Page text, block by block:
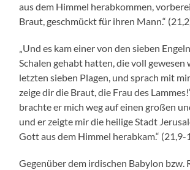
aus dem Himmel herabkommen,
Braut, geschmückt für ihren Mann.“
„Und es kam einer von den sieben
Schalen gehabt hatten, die voll gewesen
letzten sieben Plagen, und sprach mit
zeige dir die Braut, die Frau des
brachte er mich weg auf einen großen
und er zeigte mir die heilige Stadt
Gott aus dem Himmel herabkam.“ (21,9-
Gegenüber dem irdischen Babylon bzw.